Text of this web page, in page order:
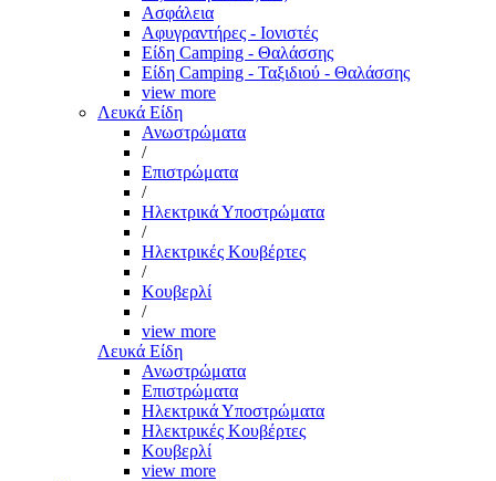
Ασφάλεια
Αφυγραντήρες - Ιονιστές
Είδη Camping - Θαλάσσης
Είδη Camping - Ταξιδιού - Θαλάσσης
view more
Λευκά Είδη
Ανωστρώματα
/
Επιστρώματα
/
Ηλεκτρικά Υποστρώματα
/
Ηλεκτρικές Κουβέρτες
/
Κουβερλί
/
view more
Λευκά Είδη
Ανωστρώματα
Επιστρώματα
Ηλεκτρικά Υποστρώματα
Ηλεκτρικές Κουβέρτες
Κουβερλί
view more